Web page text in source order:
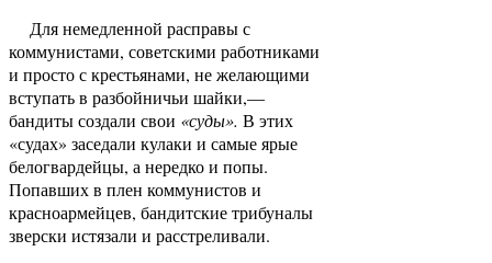
Для немедленной расправы с
коммунистами, советскими работниками
и просто с крестьянами, не желающими
вступать в разбойничьи шайки,—
бандиты создали свои «суды». В этих
«судах» засе­дали кулаки и самые ярые
белогвардейцы, а нередко и попы.
Попавших в плен коммунистов и
красноармейцев, бандитские трибуналы
зверски истязали и расстреливали.